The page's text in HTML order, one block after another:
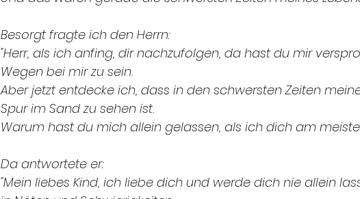
Besorgt fragte ich den Herrn:
"Herr, als ich anfing, dir nachzufolgen, da hast du mir
Wegen bei mir zu sein.
Aber jetzt entdecke ich, dass in den schwersten Zeiten
Spur im Sand zu sehen ist.
Warum hast du mich allein gelassen, als ich dich am
Da antwortete er:
"Mein liebes Kind, ich liebe dich und werde dich nie allein